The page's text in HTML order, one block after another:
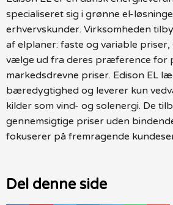
specialiseret sig i grønne el-
erhvervskunder. Virksomheden
af elplaner: faste og variable
vælge ud fra deres præference for
markedsdrevne priser. Edison EL
bæredygtighed og leverer kun
kilder som vind- og solenergi. De
gennemsigtige priser uden
fokuserer på fremragende
Del denne side